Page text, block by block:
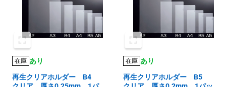
在庫 あり
再生クリアホルダー B4
在庫 あり
再生クリアホルダー B5